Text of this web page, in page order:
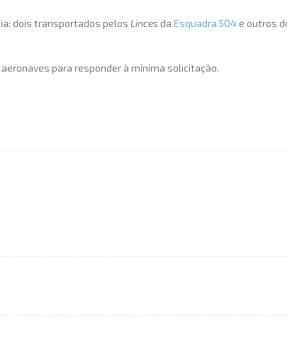
dois transportados pelos Linces da Esquadra 504 e outros
para responder à mínima solicitação.